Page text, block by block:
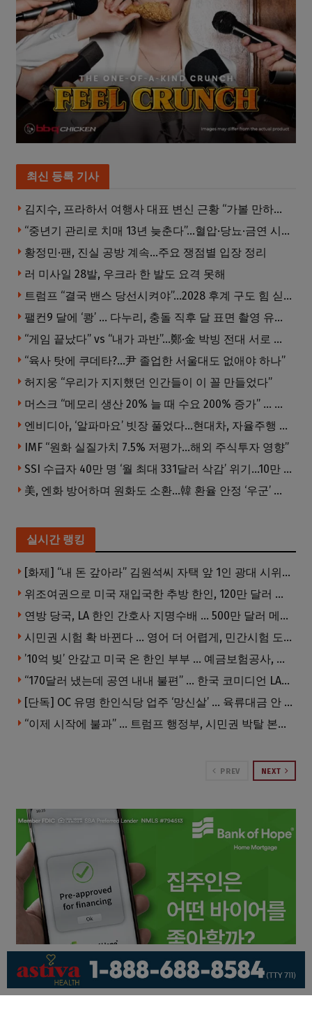
최신 등록 기사
김지수, 프라하서 여행사 대표 변신 근황 “가볼 만하니…”
“중년기 관리로 치매 13년 늦춘다”…혈압·당뇨·금연 시기가 골든타임
황정민·팬, 진실 공방 계속…주요 쟁점별 입장 정리
러 미사일 28발, 우크라 한 발도 요격 못해
트럼프 “결국 밴스 당선시켜야”…2028 후계 구도 힘 싣나
팰컨9 달에 ‘쾅’ … 다누리, 충돌 직후 달 표면 촬영 유일 탐사선
“게임 끝났다” vs “내가 과반”…鄭·金 박빙 전대 서로 우위 주장
“육사 탓에 쿠데타?…尹 졸업한 서울대도 없애야 하나”
허지웅 “우리가 지지했던 인간들이 이 꼴 만들었다”
머스크 “메모리 생산 20% 늘 때 수요 200% 증가” … 반도체 매출 1조달러 눈 앞
엔비디아, ‘알파마요’ 빗장 풀었다…현대차, 자율주행 속도내나
IMF “원화 실질가치 7.5% 저평가…해외 주식투자 영향”
SSI 수급자 40만 명 ‘월 최대 331달러 삭감’ 위기…10만 명은 수급자격 상실
美, 엔화 방어하며 원화도 소환…韓 환율 안정 ‘우군’ 되나
실시간 랭킹
[화제] “내 돈 갚아라” 김원석씨 자택 앞 1인 광대 시위 … 한인 투자사, “108만 달러 못받아”
위조여권으로 미국 재입국한 추방 한인, 120만 달러 은행 사기 행각
연방 당국, LA 한인 간호사 지명수배 … 500만 달러 메디캐어 사기, 선고 직전 한국 도주
시민권 시험 확 바뀐다 … 영어 더 어렵게, 민간시험 도입 추진
’10억 빚’ 안갚고 미국 온 한인 부부 … 예금보험공사, 미국서 소송
“170달러 냈는데 공연 내내 불편” … 한국 코미디언 LA공연, 음향 불량에 외모 비하 개그 논란
[단독] OC 유명 한인식당 업주 ‘망신살’ … 육류대금 안 갚자 식당서 공개추심
“이제 시작에 불과” … 트럼프 행정부, 시민권 박탈 본격화
PREV NEXT